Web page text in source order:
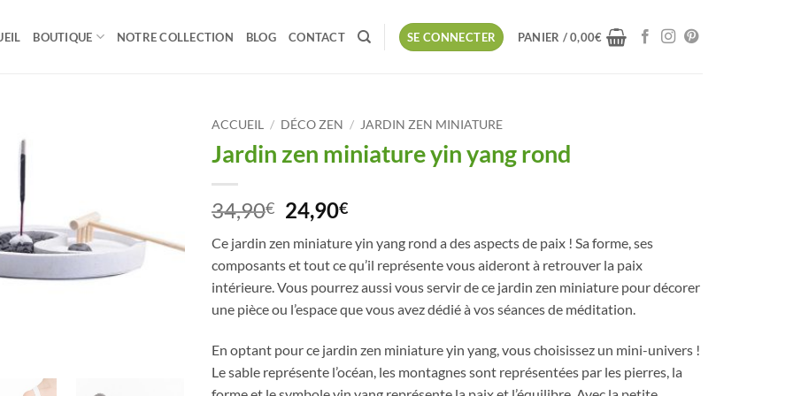
BOUTIQUE NOTRE COLLECTION BLOG CONTACT SE CONNECTER PANIER /0,00€
ACCUEIL / DÉCO ZEN / JARDIN ZEN MINIATURE
Jardin zen miniature yin yang rond
34,90€ Le
prix
initial
était :
34,90€.
24,90€Le
actuel
est :
24,90€.
Ce jardin zen miniature yin yang rond a des aspects de paix ! Sa forme, ses
composants et tout ce qu’il représente vous aideront à retrouver la paix
intérieure. Vous pourrez aussi vous servir de ce jardin zen miniature pour décorer
une pièce ou l’espace que vous avez dédié à vos séances de méditation.
En optant pour ce jardin zen miniature yin yang, vous choisissez un mini-univers !
Le sable représente l’océan, les montagnes sont représentées par les pierres, la